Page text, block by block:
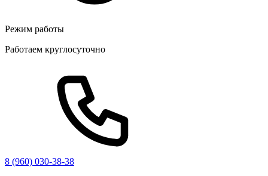
Режим работы
Работаем круглосуточно
8 (960) 030-38-38